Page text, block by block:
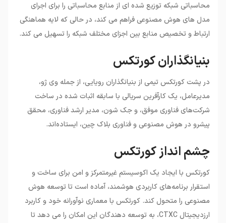
محاسباتی شبکه توزیع شده ای از منابع محاسباتی را برای اجرای
مدل های هوش مصنوعی فراهم می کند، در حالی که لایه هماهنگی
ارتباط و تخصیص منابع بین اجزای مختلف شبکه را تسهیل می کند.
بنیانگذاران کورتکس
در پشت کورتکس تیمی از بنیانگذاران رویایی، از جمله وی ژو،
مدیرعامل، یک کارآفرین سریالی با سابقه اثبات شده در ساخت
شرکت‌های فناوری موفق، و جک شون، مدیر ارشد فناوری، محقق
پیشرو در هوش مصنوعی و فناوری بلاک چین، ایستاده‌اند.
چشم انداز کورتکس
کورتکس با ایجاد یک اکوسیستم غیرمتمرکز و امن برای ساخت و
استقرار برنامه‌های کاربردی هوشمند، آماده است تا توسعه هوش
مصنوعی را متحول کند. کورتکس با معماری نوآورانه خود و کاربرد
ارزدیجیتال CTXC، به توسعه دهندگان این امکان را می دهد تا